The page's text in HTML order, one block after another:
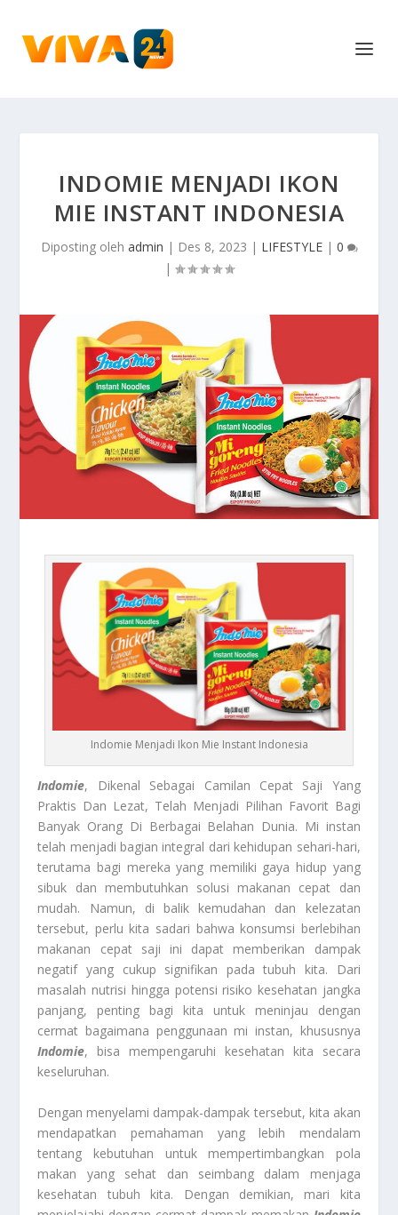
INDOMIE MENJADI IKON
MIE INSTANT INDONESIA
Diposting oleh admin | Des 8, 2023 | LIFESTYLE| 0
|
Indomie Menjadi Ikon Mie Instant Indonesia
Indomie, Dikenal Sebagai Camilan Cepat Saji Yang
Praktis Dan Lezat, Telah Menjadi Pilihan Favorit Bagi
Banyak Orang Di Berbagai Belahan Dunia. Mi instan
telah menjadi bagian integral dari kehidupan sehari-hari,
terutama bagi mereka yang memiliki gaya hidup yang
sibuk dan membutuhkan solusi makanan cepat dan
mudah. Namun, di balik kemudahan dan kelezatan
tersebut, perlu kita sadari bahwa konsumsi berlebihan
makanan cepat saji ini dapat memberikan dampak
negatif yang cukup signifikan pada tubuh kita. Dari
masalah nutrisi hingga potensi risiko kesehatan jangka
panjang, penting bagi kita untuk meninjau dengan
cermat bagaimana penggunaan mi instan, khususnya
Indomie, bisa mempengaruhi kesehatan kita secara
keseluruhan.
Dengan menyelami dampak-dampak tersebut, kita akan
mendapatkan pemahaman yang lebih mendalam
tentang kebutuhan untuk mempertimbangkan pola
makan yang sehat dan seimbang dalam menjaga
kesehatan tubuh kita. Dengan demikian, mari kita